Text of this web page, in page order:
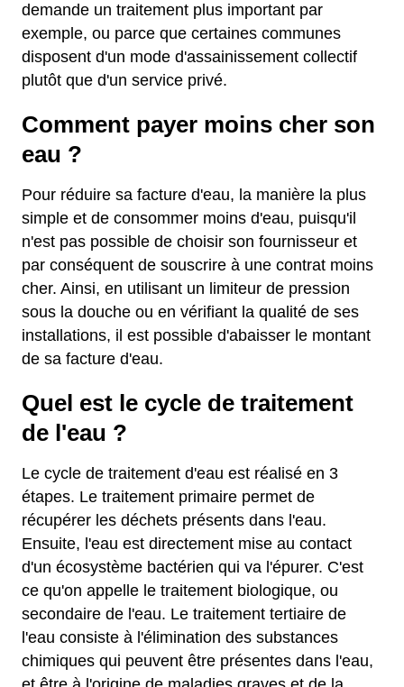
demande un traitement plus important par
exemple, ou parce que certaines communes
disposent d'un mode d'assainissement collectif
plutôt que d'un service privé.
Comment payer moins cher son
eau ?
Pour réduire sa facture d'eau, la manière la plus
simple et de consommer moins d'eau, puisqu'il
n'est pas possible de choisir son fournisseur et
par conséquent de souscrire à une contrat moins
cher. Ainsi, en utilisant un limiteur de pression
sous la douche ou en vérifiant la qualité de ses
installations, il est possible d'abaisser le montant
de sa facture d'eau.
Quel est le cycle de traitement
de l'eau ?
Le cycle de traitement d'eau est réalisé en 3
étapes. Le traitement primaire permet de
récupérer les déchets présents dans l'eau.
Ensuite, l'eau est directement mise au contact
d'un écosystème bactérien qui va l'épurer. C'est
ce qu'on appelle le traitement biologique, ou
secondaire de l'eau. Le traitement tertiaire de
l'eau consiste à l'élimination des substances
chimiques qui peuvent être présentes dans l'eau,